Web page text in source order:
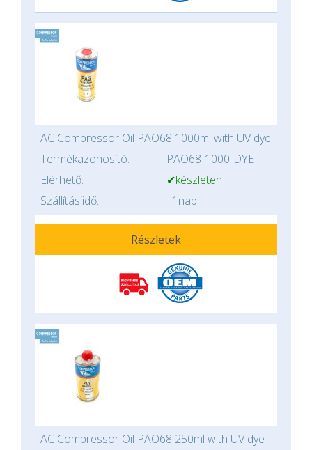
AC Compressor Oil PAO68 1000ml with UV dye
Termékazonosító:
PAO68-1000-DYE
Elérhető:
✔készleten
Szállításiidő:
1nap
Részletek
AC Compressor Oil PAO68 250ml with UV dye